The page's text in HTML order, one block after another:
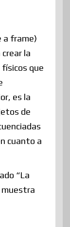
a frame)
la
que
es la
de
cuanto a
“La
muestra